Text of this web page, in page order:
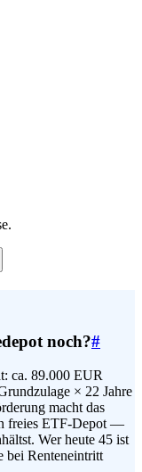
noch?#
ca. 89.000 EUR
× 22 Jahre
macht das
freies ETF-Depot —
Wer heute 45 ist
bei Renteneintritt